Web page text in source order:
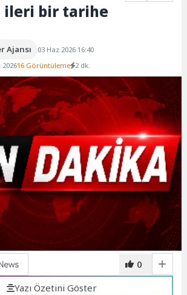
ileri bir tarihe
Ajansı
03 Haz 2026 16:40
16 Görüntüleme 2 dk.
0
Yazı Özetini Göster